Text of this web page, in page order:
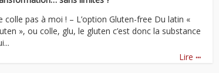
colle pas à moi ! – L’option Gluten-free Du latin «
», ou colle, glu, le gluten c’est donc la substance
Lire ...